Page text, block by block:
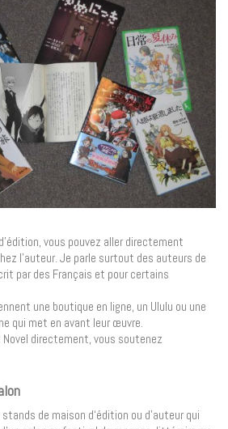
vous pouvez aller directement
l’auteur. Je parle surtout des auteurs de
par des Français et pour certains
une boutique en ligne, un Ululu ou une
qui met en avant leur œuvre.
directement, vous soutenez
de maison d‘édition ou d’auteur qui